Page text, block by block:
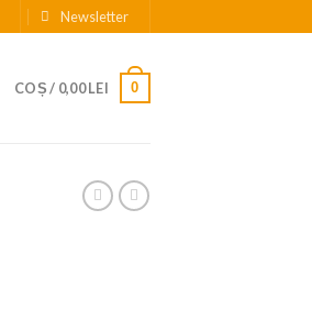
Newsletter
COȘ / 0,00LEI 0